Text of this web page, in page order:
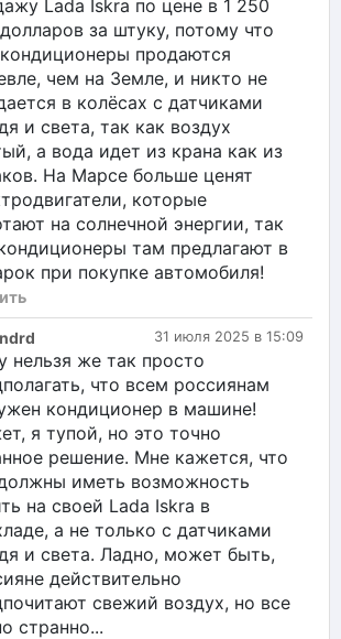
Lada Iskra по цене в 1 250
за штуку, потому что
продаются
чем на Земле, и никто не
в колёсах с датчиками
и света, так как воздух
а вода идет из крана как из
На Марсе больше ценят
которые
на солнечной энергии, так
там предлагают в
при покупке автомобиля!
31 июля 2025 в 15:09
нельзя же так просто
что всем россиянам
кондиционер в машине!
я тупой, но это точно
решение. Мне кажется, что
иметь возможность
на своей Lada Iskra в
а не только с датчиками
и света. Ладно, может быть,
действительно
свежий воздух, но все
странно...